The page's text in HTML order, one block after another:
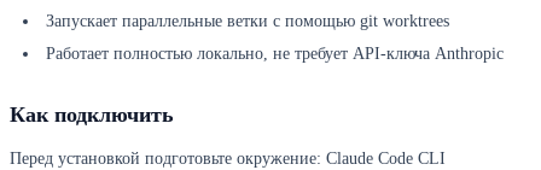
Запускает параллельные ветки с помощью git worktrees
Работает полностью локально, не требует API-ключа Anthropic
Как подключить
Перед установкой подготовьте окружение: Claude Code CLI